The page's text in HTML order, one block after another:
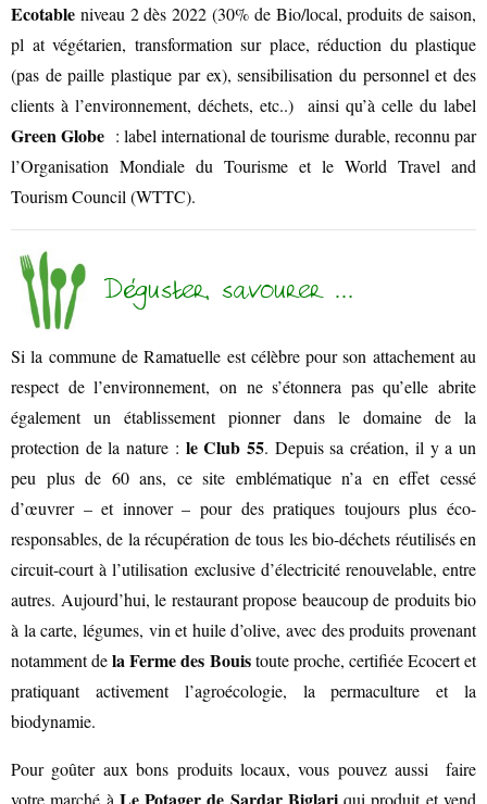
VOTRE OFFICE DE TOURISME
FORMULAIRE DE CONTACT
Ecotable niveau 2 dès 2022 (30% de Bio/local, produits de saison,
pl at végétarien, transformation sur place, réduction du plastique
(pas de paille plastique par ex), sensibilisation du personnel et des
clients à l’environnement, déchets, etc..) ainsi qu’à celle du label
Green Globe : label international de tourisme durable, reconnu par
l’Organisation Mondiale du Tourisme et le World Travel and
Tourism Council (WTTC).
Déguster, savourer …
Si la commune de Ramatuelle est célèbre pour son attachement au
respect de l’environnement, on ne s’étonnera pas qu’elle abrite
également un établissement pionner dans le domaine de la
protection de la nature : le Club 55. Depuis sa création, il y a un
peu plus de 60 ans, ce site emblématique n’a en effet cessé
d’œuvrer – et innover – pour des pratiques toujours plus éco-
responsables, de la récupération de tous les bio-déchets réutilisés en
circuit-court à l’utilisation exclusive d’électricité renouvelable, entre
autres. Aujourd’hui, le restaurant propose beaucoup de produits bio
à la carte, légumes, vin et huile d’olive, avec des produits provenant
notamment dela Ferme des Bouistoute proche, certifiée Ecocert et
pratiquant activement l’agroécologie, la permaculture et la
biodynamie.
Pour goûter aux bons produits locaux, vous pouvez aussi faire
votre marché à
qui produit et vend